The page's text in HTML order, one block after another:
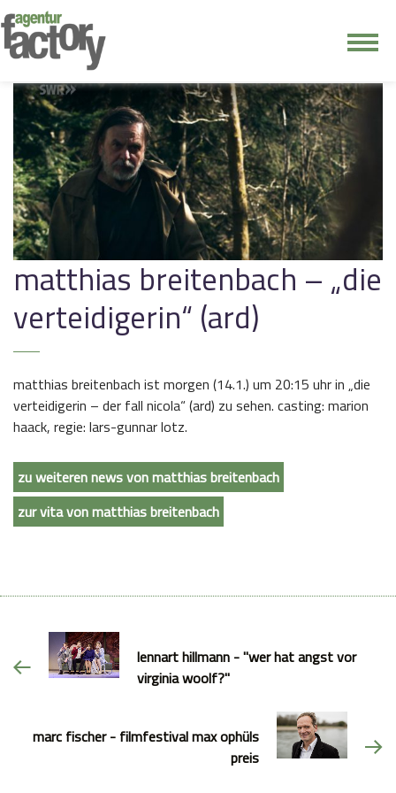
kontakt
matthias breitenbach – „die
verteidigerin“ (ard)
matthias breitenbach ist morgen (14.1.) um 20:15 uhr in „die
verteidigerin – der fall nicola“ (ard) zu sehen. casting: marion
haack, regie: lars-gunnar lotz.
zu weiteren news von matthias breitenbach
zur vita von matthias breitenbach
lennart hillmann - "wer hat angst vor
virginia woolf?"
marc fischer - filmfestival max ophüls
preis